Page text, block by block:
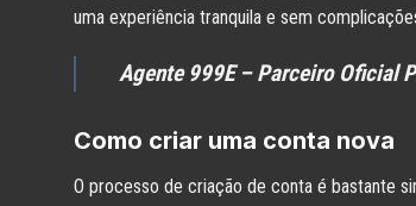
uma experiência tranquila e sem
Agente 999E– Parceiro Oficial
Como criar uma conta nova
O processo de criação de conta é bastante